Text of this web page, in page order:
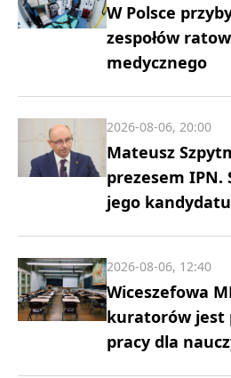
W Polsce
zespołów
medycznego
Mateusz
prezesem IPN.
jego
2026-08-06, 20:00
Wiceszefowa
kuratorów jest
pracy dla
2026-08-06, 12:40